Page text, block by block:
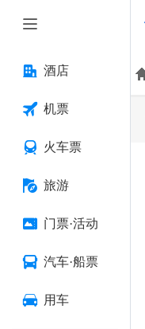
酒店
机票
火车票
旅游
门票·活动
汽车·船票
用车